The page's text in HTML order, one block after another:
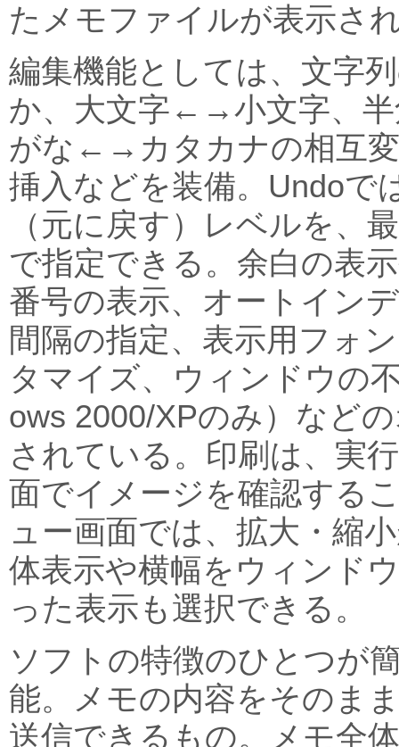
たメモファイルが表示さ
編集機能としては、文字
か、大文字←→小文字、
がな←→カタカナの相互
挿入などを装備。Undoで
（元に戻す）レベルを、
で指定できる。余白の表
番号の表示、オートイン
間隔の指定、表示用フォ
タマイズ、ウィンドウの
ows 2000/XPのみ）など
されている。印刷は、実
面でイメージを確認する
ュー画面では、拡大・縮
体表示や横幅をウィンド
った表示も選択できる。
ソフトの特徴のひとつが
能。メモの内容をそのま
送信できるもの。メモ全